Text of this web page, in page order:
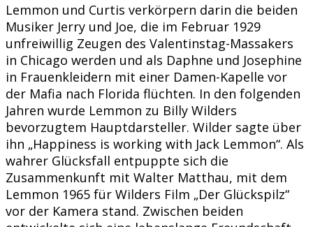
Lemmon und Curtis verkörpern darin die beiden
Musiker Jerry und Joe, die im Februar 1929
unfreiwillig Zeugen des Valentinstag-Massakers
in Chicago werden und als Daphne und Josephine
in Frauenkleidern mit einer Damen-Kapelle vor
der Mafia nach Florida flüchten. In den folgenden
Jahren wurde Lemmon zu Billy Wilders
bevorzugtem Hauptdarsteller. Wilder sagte über
ihn „Happiness is working with Jack Lemmon“. Als
wahrer Glücksfall entpuppte sich die
Zusammenkunft mit Walter Matthau, mit dem
Lemmon 1965 für Wilders Film „Der Glückspilz“
vor der Kamera stand. Zwischen beiden